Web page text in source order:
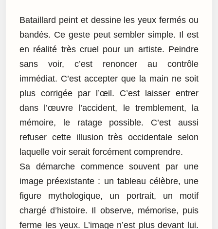
Bataillard peint et dessine les yeux fermés ou
bandés. Ce geste peut sembler simple. Il est
en réalité très cruel pour un artiste. Peindre
sans voir, c’est renoncer au contrôle
immédiat. C’est accepter que la main ne soit
plus corrigée par l’œil. C’est laisser entrer
dans l’œuvre l’accident, le tremblement, la
mémoire, le ratage possible. C’est aussi
refuser cette illusion très occidentale selon
laquelle voir serait forcément comprendre.
Sa démarche commence souvent par une
image préexistante : un tableau célèbre, une
figure mythologique, un portrait, un motif
chargé d’histoire. Il observe, mémorise, puis
ferme les yeux. L’image n’est plus devant lui.